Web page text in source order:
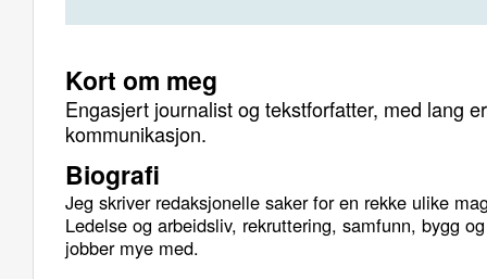
Kort om meg
Engasjert journalist og tekstforfatter, med lang
kommunikasjon.
Biografi
Jeg skriver redaksjonelle saker for en rekke ulike
Ledelse og arbeidsliv, rekruttering, samfunn, bygg
jobber mye med.